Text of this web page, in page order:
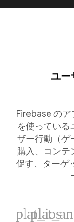
ユー
Firebase のア
を使っている
ザー行動（ゲ
購入、コンテ
促す、ターゲ
plat_ios